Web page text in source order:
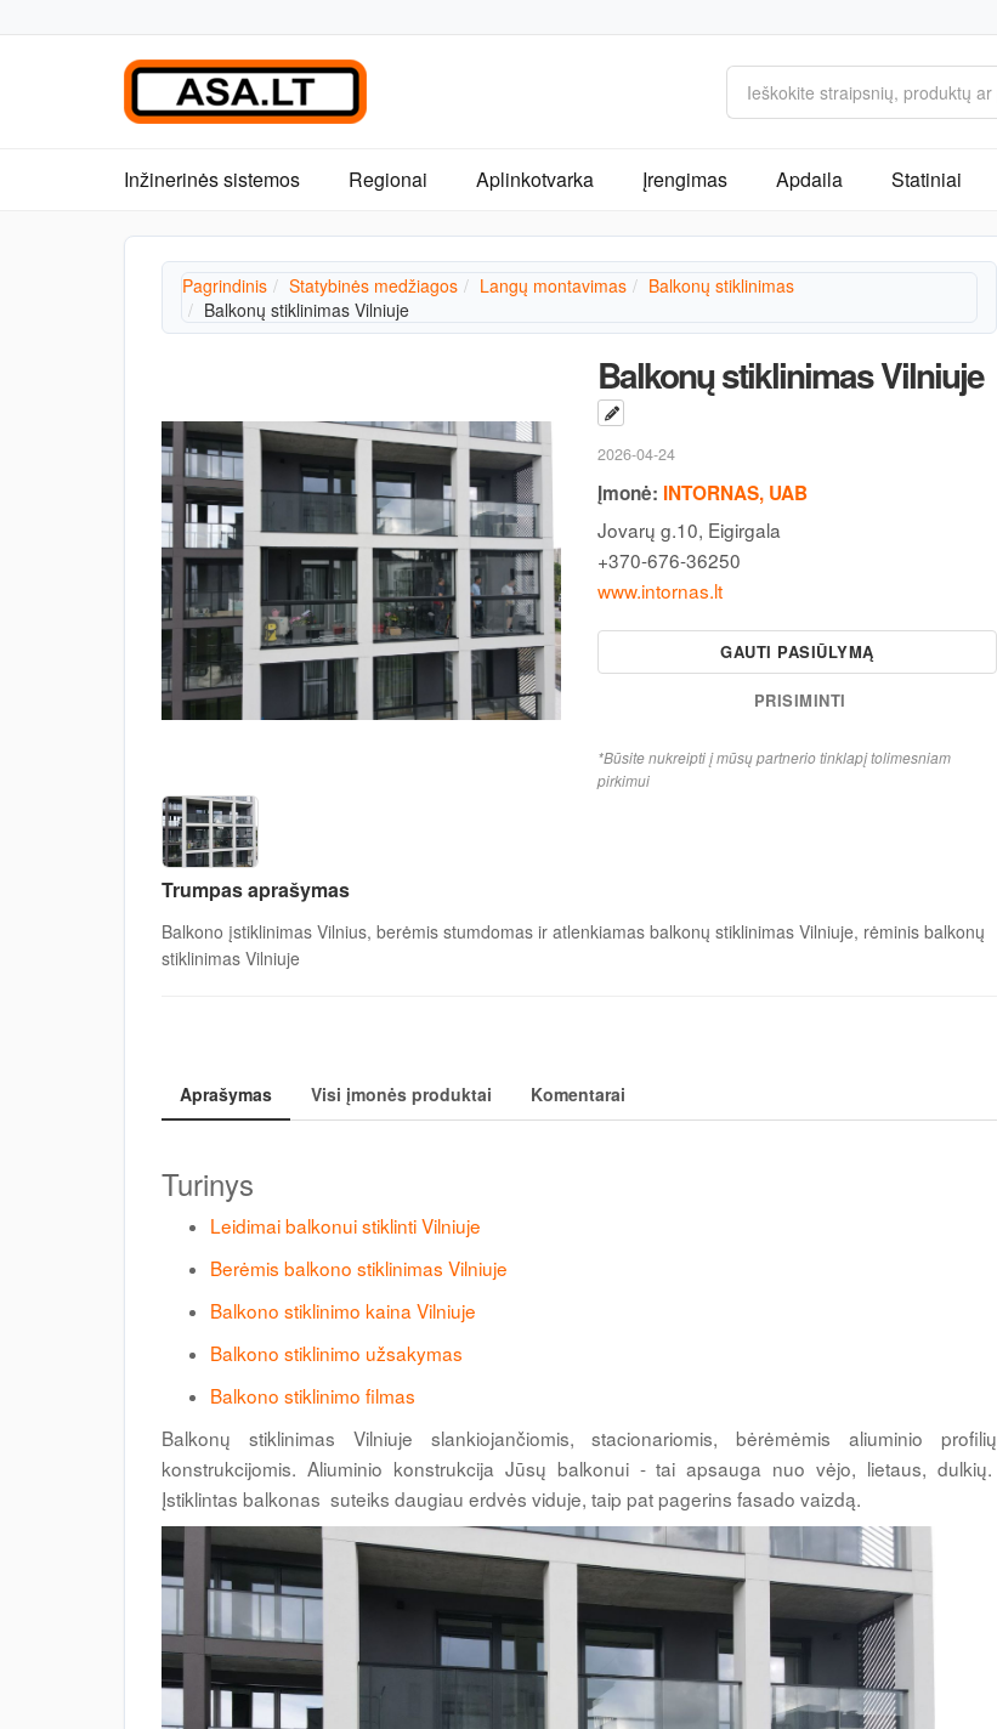
Inžinerinės sistemos Regionai Aplinkotvarka Įrengimas Apdaila Statiniai
Pagrindinis Statybinės medžiagos Langų montavimas
Balkonų stiklinimas
Balkonų stiklinimas Vilniuje
Balkonų stiklinimas Vilniuje
2026-04-24
Įmonė: INTORNAS, UAB
Jovarų g.10, Eigirgala
+370-676-36250
www.intornas.lt
GAUTI PASIŪLYMĄ
PRISIMINTI
*Būsite nukreipti į mūsų partnerio tinklapį tolimesniam
pirkimui
Trumpas aprašymas
Balkono įstiklinimas Vilnius, berėmis stumdomas ir atlenkiamas balkonų stiklinimas Vilniuje, rėminis balkonų
stiklinimas Vilniuje
Aprašymas Visi įmonės produktai Komentarai
Turinys
Leidimai balkonui stiklinti Vilniuje
Berėmis balkono stiklinimas Vilniuje
Balkono stiklinimo kaina Vilniuje
Balkono stiklinimo užsakymas
Balkono stiklinimo filmas
Balkonų stiklinimas Vilniuje slankiojančiomis, stacionariomis, bėrėmėmis aliuminio profilių
konstrukcijomis. Aliuminio konstrukcija Jūsų balkonui - tai apsauga nuo vėjo, lietaus, dulkių.
Įstiklintas balkonas suteiks daugiau erdvės viduje, taip pat pagerins fasado vaizdą.